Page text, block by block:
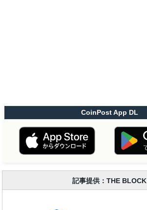
CoinPost App DL
記事提供：THE BLOCK